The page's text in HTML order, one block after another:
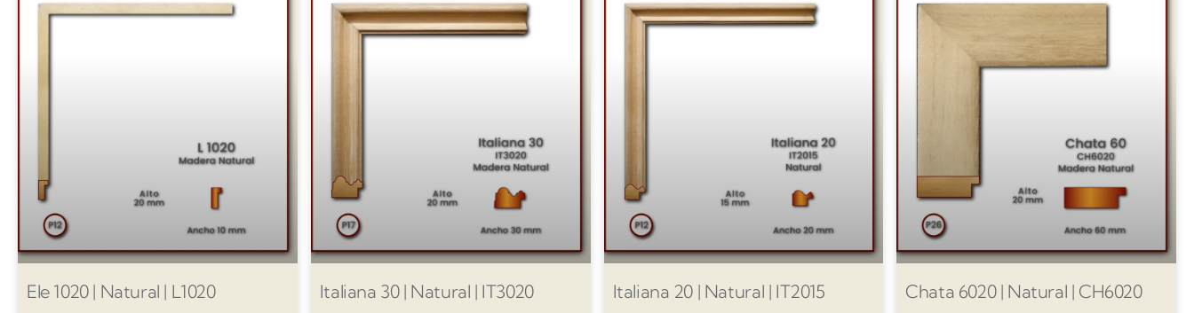
Ele 1020 | Natural | L1020 Italiana 30 | Natural | IT3020 Italiana 20 | Natural | IT2015 Chata 6020 | Natural | CH6020